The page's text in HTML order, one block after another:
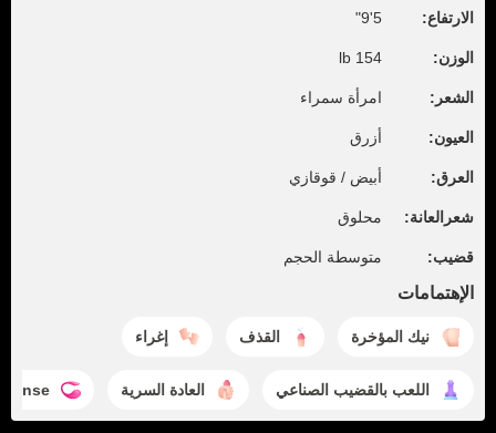
الارتفاع: 5'9"
الوزن: 154 lb
الشعر: امرأة سمراء
العيون: أزرق
العرق: أبيض / قوقازي
شعرالعانة: محلوق
قضيب: متوسطة الحجم
الإهتمامات
نيك المؤخرة القذف إغراء
اللعب بالقضيب الصناعي العادة السرية